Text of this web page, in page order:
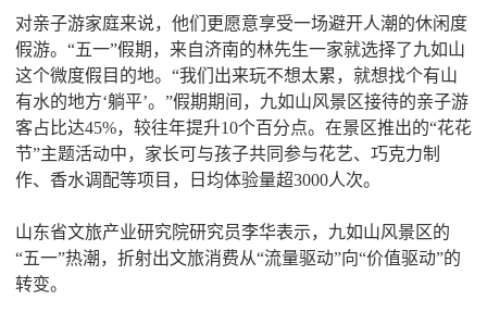
对亲子游家庭来说，他们更愿意享受一场避开人潮的休闲度
假游。“五一”假期，来自济南的林先生一家就选择了九如山
这个微度假目的地。“我们出来玩不想太累，就想找个有山
有水的地方‘躺平’。”假期期间，九如山风景区接待的亲子游
客占比达45%，较往年提升10个百分点。在景区推出的“花花
节”主题活动中，家长可与孩子共同参与花艺、巧克力制
作、香水调配等项目，日均体验量超3000人次。
山东省文旅产业研究院研究员李华表示，九如山风景区的
“五一”热潮，折射出文旅消费从“流量驱动”向“价值驱动”的
转变。